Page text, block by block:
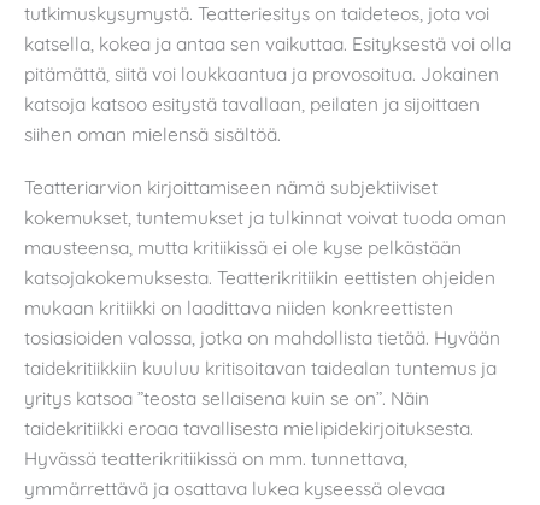
tutkimuskysymystä. Teatteriesitys on taideteos, jota voi
katsella, kokea ja antaa sen vaikuttaa. Esityksestä voi olla
pitämättä, siitä voi loukkaantua ja provosoitua. Jokainen
katsoja katsoo esitystä tavallaan, peilaten ja sijoittaen
siihen oman mielensä sisältöä.
Teatteriarvion kirjoittamiseen nämä subjektiiviset
kokemukset, tuntemukset ja tulkinnat voivat tuoda oman
mausteensa, mutta kritiikissä ei ole kyse pelkästään
katsojakokemuksesta. Teatterikritiikin eettisten ohjeiden
mukaan kritiikki on laadittava niiden konkreettisten
tosiasioiden valossa, jotka on mahdollista tietää. Hyvään
taidekritiikkiin kuuluu kritisoitavan taidealan tuntemus ja
yritys katsoa ”teosta sellaisena kuin se on”. Näin
taidekritiikki eroaa tavallisesta mielipidekirjoituksesta.
Hyvässä teatterikritiikissä on mm. tunnettava,
ymmärrettävä ja osattava lukea kyseessä olevaa